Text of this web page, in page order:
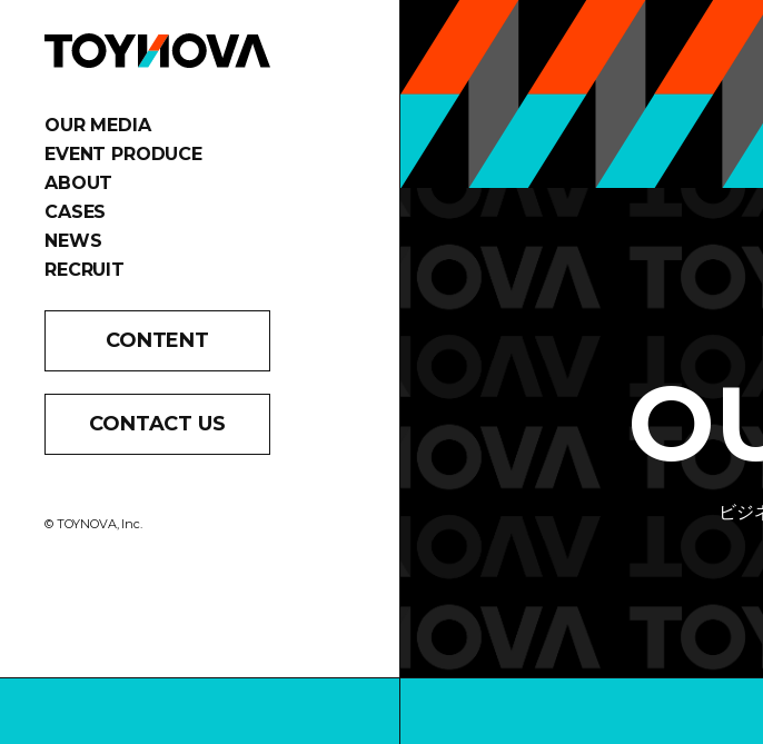
OUR MEDIA
EVENT PRODUCE
ABOUT
CASES
NEWS
RECRUIT
CONTENT
CONTACT US
© TOYNOVA, Inc.
ビジ